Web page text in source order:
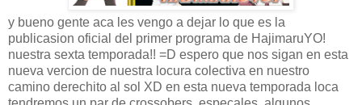
y bueno gente aca les vengo a dejar lo que es la
publicasion oficial del primer programa de HajimaruYO!
nuestra sexta temporada!! =D espero que nos sigan en esta
nueva vercion de nuestra locura colectiva en nuestro
camino derechito al sol XD en esta nueva temporada loca